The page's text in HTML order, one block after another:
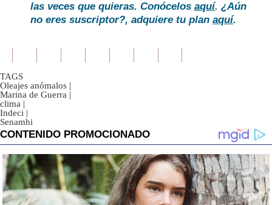
las veces que quieras. Conócelos aquí. ¿Aún
no eres suscriptor?, adquiere tu plan aquí.
TAGS
Oleajes anómalos |
Marina de Guerra |
clima |
Indeci |
Senamhi